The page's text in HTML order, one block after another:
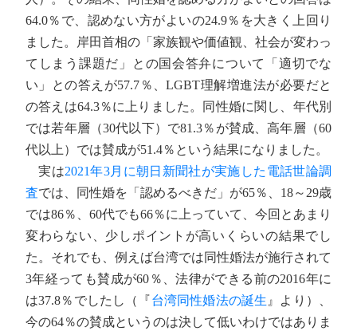
64.0％で、認めない方がよいの24.9％を大きく上回り
ました。岸田首相の「家族観や価値観、社会が変わっ
てしまう課題だ」との国会答弁について「適切でな
い」との答えが57.7％、LGBT理解増進法が必要だと
の答えは64.3％に上りました。同性婚に関し、年代別
では若年層（30代以下）で81.3％が賛成、高年層（60
代以上）では賛成が51.4％という結果になりました。
実は2021年3月に朝日新聞社が実施した電話世論調
査では、同性婚を「認めるべきだ」が65％、18～29歳
では86％、60代でも66％に上っていて、今回とあまり
変わらない、少しポイントが高いくらいの結果でし
た。それでも、例えば台湾では同性婚法が施行されて
3年経っても賛成が60％、法律ができる前の2016年に
は37.8％でしたし（『台湾同性婚法の誕生 』より）、
今の64％の賛成というのは決して低いわけではありま